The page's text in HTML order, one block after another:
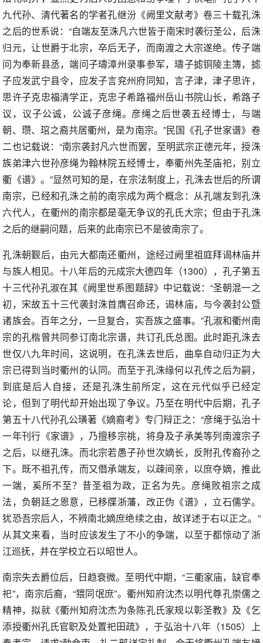
九代孙、清代著名的学者孔继汾《阙里文献考》卷三十载孔洙
之后的世系说：“自端友至洙凡六世皆于南宋时袭衍圣公，后洙
归元，让世爵于北宗，卒后无子，而南渡之大宗遂绝。传子端
问为奉新县丞，端问子璹漳州录事参军，璹子摅铜陵主簿，摅
子应发武宁县令，应发子言兖州府同知，言子津，津子思许，
思许子克忠福清学正，克忠子希路福州岳山书院山长，希路子
议，议子公诚，公诚子彦绳。彦绳之后世袭五经博士，与端
朝、瓒、琯之裔共居衢州，是为南宗。”民国《孔子世家谱》卷
二也记载说：“南宗袭封凡六世而罢，至明武宗正德元年，授洙
族弟津六世孙彦绳为翰林院五经博士，奉衢州先圣庙祀，别立
衢《谱》。”显然可知的是，在宗法制度上，孔洙去世后的所谓
南宗，已经和孔洙之前的南宗成为两个概念：从孔端友到孔洙
六代人，在衢州的南宗都是毫无争议的孔氏大宗；但由于孔洙
之后的继嗣问题，后来的此南宗已不是彼南宗了。
孔洙朝觐后，由元大都南还衢州，途经过阙里祖庭拜谒林庙并
与族人相见。十八年后的元成宗大德四年（1300），孔子第五
十三代孙孔淑在其《阙里世系图题辞》中记载说：“圣朝混一之
初，宋故五十三代袭封洙首膺召命还，谒林庙，与今袭封公暨
诸族会。百年之分，一旦复合，实吾族之盛事。”孔淑和衢州南
宗的孔楷曾共同参订南北宗谱，共订孔氏总图。此时距孔洙去
世仅八九年时间，这说明，在孔洙去世后，曲阜自动归正为大
宗已得到当时衢州的认同。而至于孔洙缘何以孔传之后为嗣，
到底是后人自接，还是孔洙生前所定，这在元代似乎已经定
论，但到了明代却开始出现了争议。乃至在明代中后期，孔子
第五十八代孙孔公璜著《嫡裔考》专门辩正之：“彦绳于弘治十
一年刊行《家谱》，乃擅移宗祧，将身及子承美等列南渡宗子
之后，以继孔洙。而北宗若愚子孙世次嫡长，反附孔传裔孙之
下。既不祖孔传，而又僭承端友，以疎间亲，以庶夺嫡，推此
一端，奚所不至？昔圣祖为政，正名为先。彦绳败祖宗之成
法，负朝廷之恩意，已移牒浙藩，改正伪《谱》，立石儒学。
犹恐吾宗后人，不辨南北嫡庶绝续之由，故详述于右以正之。”
从其文来看，当时应该发生了不小的争端，以至于都惊动了浙
江巡抚，并在学校立石以昭世人。
南宗失去爵位后，日趋衰微。至明代中期，“三衢家庙，缺官奉
祀”，南宗后裔，“猥同氓庶”。衢州知府沈杰以明代尊孔崇儒之
精神，拟就《衢州知府沈杰为条陈孔氏家规以彰圣教》及《乞
添授衢州孔氏官职及处置祀田疏》，于弘治十八年（1505）上